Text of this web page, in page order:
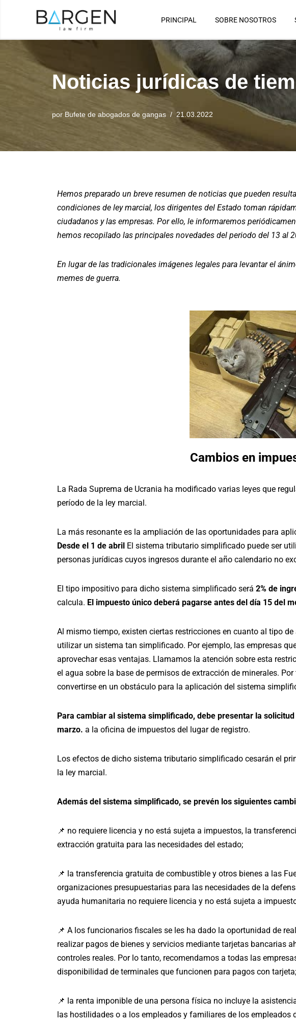
al
PRINCIPAL SOBRE NOSOTROS
Noticias jurídicas de
por Bufete de abogados de gangas 21.03.2022
Hemos preparado un breve resumen de noticias que pueden
condiciones de ley marcial, los dirigentes del Estado toman
ciudadanos y las empresas. Por ello, le informaremos
hemos recopilado las principales novedades del periodo del 13 al
En lugar de las tradicionales imágenes legales para levantar el
memes de guerra.
Cambios en
La Rada Suprema de Ucrania ha modificado varias leyes que
período de la ley marcial.
La más resonante es la ampliación de las oportunidades para
Desde el 1 de abril El sistema tributario simplificado puede ser
personas jurídicas cuyos ingresos durante el año calendario no
El tipo impositivo para dicho sistema simplificado será 2% de
calcula. El impuesto único deberá pagarse antes del día 15 del
Al mismo tiempo, existen ciertas restricciones en cuanto al tipo
utilizar un sistema tan simplificado. Por ejemplo, las empresas
aprovechar esas ventajas. Llamamos la atención sobre esta
el agua sobre la base de permisos de extracción de minerales.
convertirse en un obstáculo para la aplicación del sistema
Para cambiar al sistema simplificado, debe presentar la
marzo. a la oficina de impuestos del lugar de registro.
Los efectos de dicho sistema tributario simplificado cesarán el
la ley marcial.
Además del sistema simplificado, se prevén los siguientes
📌 no requiere licencia y no está sujeta a impuestos, la
extracción gratuita para las necesidades del estado;
📌 la transferencia gratuita de combustible y otros bienes a las
organizaciones presupuestarias para las necesidades de la
ayuda humanitaria no requiere licencia y no está sujeta a
📌 A los funcionarios fiscales se les ha dado la oportunidad de
realizar pagos de bienes y servicios mediante tarjetas bancarias
controles reales. Por lo tanto, recomendamos a todas las
disponibilidad de terminales que funcionen para pagos con tarjeta;
📌 la renta imponible de una persona física no incluye la
las hostilidades o a los empleados y familiares de los empleados